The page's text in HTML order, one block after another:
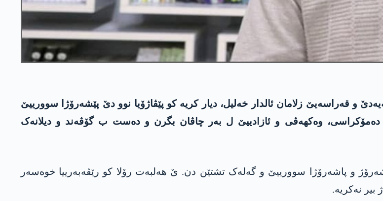
و قەراسەیێ زلامان ئالدار خەلیل، دیار کریە کو پێڤاژۆیا نوو دێ پێشەرۆژا سوورییێ
دەمۆکراسی، وەکھەڤی و ئازادییێ ل بەر چاڤان بگرن و دەست ب گۆڤەند و دیلانەک
و پاشەرۆژا سوورییێ و گەلەک تشتێن دن. ێ ھەلبەت رۆلا کو رێڤەبەرییا خوەسەر
نەکریە.